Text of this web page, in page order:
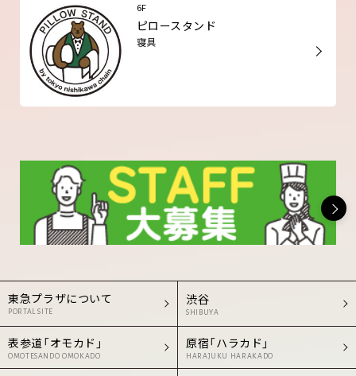
6F
ピロースタンド
寝具
東急プラザについて
PORTAL SITE
渋谷
SHIBUYA
表参道「オモカド」
OMOTESANDO OMOKADO
原宿「ハラカド」
HARAJUKU HARAKADO